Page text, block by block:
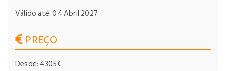
Válido até: 04 Abril 2027
PREÇO
Desde: 4305€